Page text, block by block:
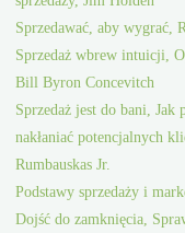
Sprzedawać, aby wygrać,
Sprzedaż wbrew intuicji,
Bill Byron Concevitch
Sprzedaż jest do bani, Jak
nakłaniać potencjalnych
Rumbauskas Jr.
Podstawy sprzedaży i
Dojść do zamknięcia,